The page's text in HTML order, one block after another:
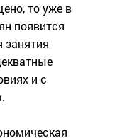
то уже в
появится
и с